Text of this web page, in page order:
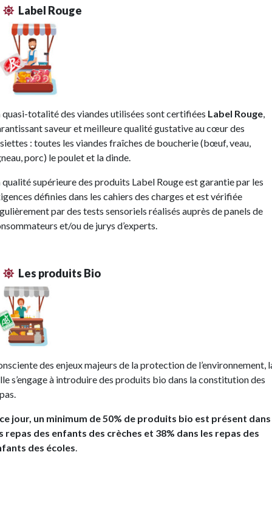
Label Rouge
quasi-totalité des viandes utilisées sont certifiées Label Rouge,
saveur et meilleure qualité gustative au cœur des
: toutes les viandes fraîches de boucherie (bœuf, veau,
porc) le poulet et la dinde.
qualité supérieure des produits Label Rouge est garantie par les
définies dans les cahiers des charges et est vérifiée
par des tests sensoriels réalisés auprès de panels de
et/ou de jurys d’experts.
Les produits Bio
des enjeux majeurs de la protection de l’environnement,
s’engage à introduire des produits bio dans la constitution des
jour, un minimum de 50% de produits bio est présent dans
repas des enfants des crèches et 38% dans les repas des
des écoles.